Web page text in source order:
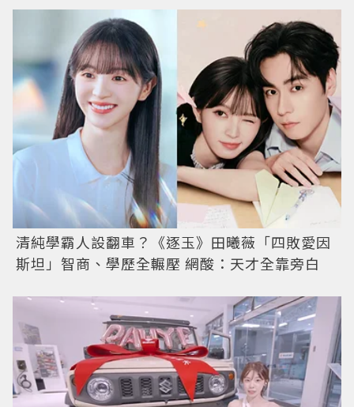
清純學霸人設翻車？《逐玉》田曦薇「四敗愛因
斯坦」智商、學歷全輾壓 網酸：天才全靠旁白